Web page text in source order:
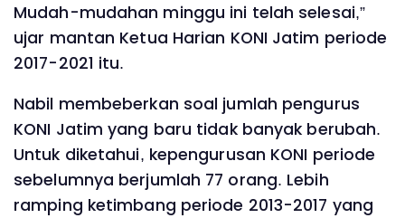
Mudah-mudahan minggu ini telah selesai,”
ujar mantan Ketua Harian KONI Jatim periode
2017-2021 itu.
Nabil membeberkan soal jumlah pengurus
KONI Jatim yang baru tidak banyak berubah.
Untuk diketahui, kepengurusan KONI periode
sebelumnya berjumlah 77 orang. Lebih
ramping ketimbang periode 2013-2017 yang